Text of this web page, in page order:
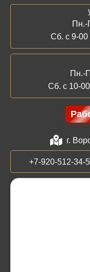
Пн.-
Сб. с 9-
Пн.-
Сб. с 10-
г.
+7-920-512-34-